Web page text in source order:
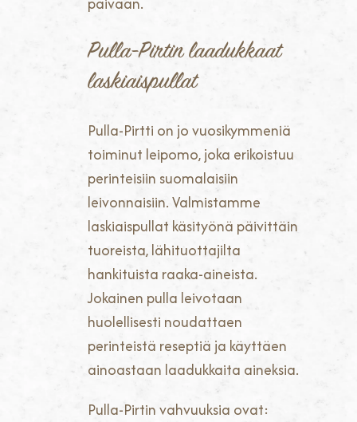
Pulla-Pirtin laadukkaat
laskiaispullat
Pulla-Pirtti on jo vuosikymmeniä
toiminut leipomo, joka erikoistuu
perinteisiin suomalaisiin
leivonnaisiin. Valmistamme
laskiaispullat käsityönä päivittäin
tuoreista, lähituottajilta
hankituista raaka-aineista.
Jokainen pulla leivotaan
huolellisesti noudattaen
perinteistä reseptiä ja käyttäen
ainoastaan laadukkaita aineksia.
Pulla-Pirtin vahvuuksia ovat: